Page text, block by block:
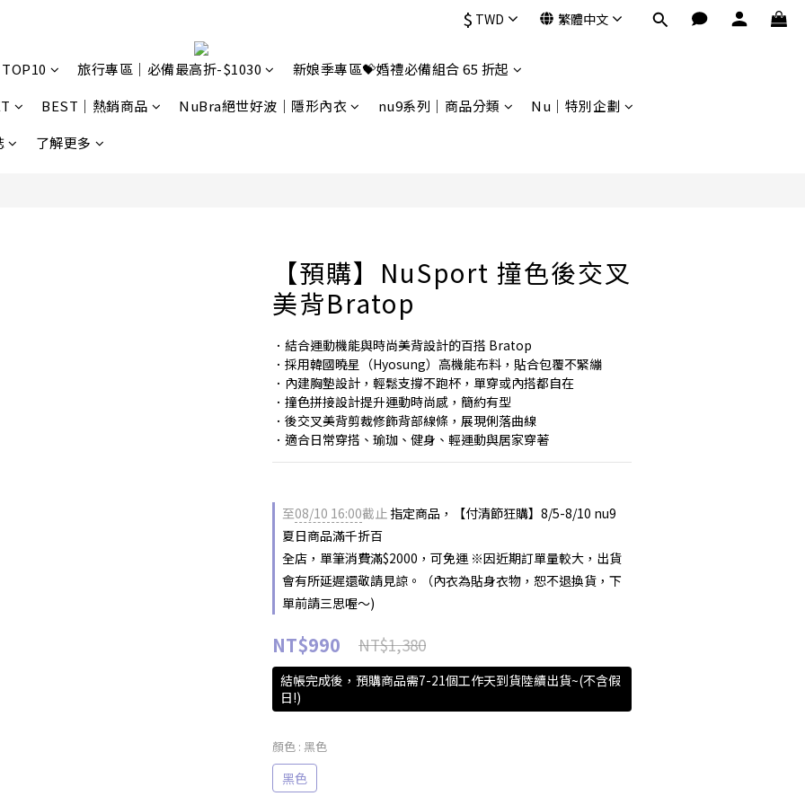
$ TWD 繁體中文
旅行專區｜必備最高折-$1030
新娘季專區💝婚禮必備組合 65 折起
BEST｜熱銷商品 NuBra絕世好波｜隱形內衣 nu9系列｜商品分類
Nu｜特別企劃
了解更多
【預購】NuSport 撞色後交叉
美背Bratop
．結合運動機能與時尚美背設計的百搭 Bratop
．採用韓國曉星（Hyosung）高機能布料，貼合包覆不緊繃
．內建胸墊設計，輕鬆支撐不跑杯，單穿或內搭都自在
．撞色拼接設計提升運動時尚感，簡約有型
．後交叉美背剪裁修飾背部線條，展現俐落曲線
．適合日常穿搭、瑜珈、健身、輕運動與居家穿著
至08/10 16:00截止 指定商品，【付清節狂購】8/5-8/10 nu9
夏日商品滿千折百
全店，單筆消費滿$2000，可免運 ※因近期訂單量較大，出貨
會有所延遲還敬請見諒。（內衣為貼身衣物，恕不退換貨，下
單前請三思喔～)
NT$990 NT$1,380
結帳完成後，預購商品需7-21個工作天到貨陸續出貨~(不含假
日!)
顏色 : 黑色
黑色
立即購買